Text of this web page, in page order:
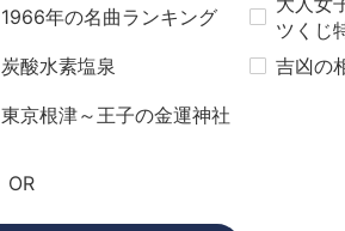
1966年の名曲ランキング
ツくじ
炭酸水素塩泉 吉凶の
東京根津～王子の金運神社
OR